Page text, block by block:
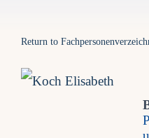
Return to